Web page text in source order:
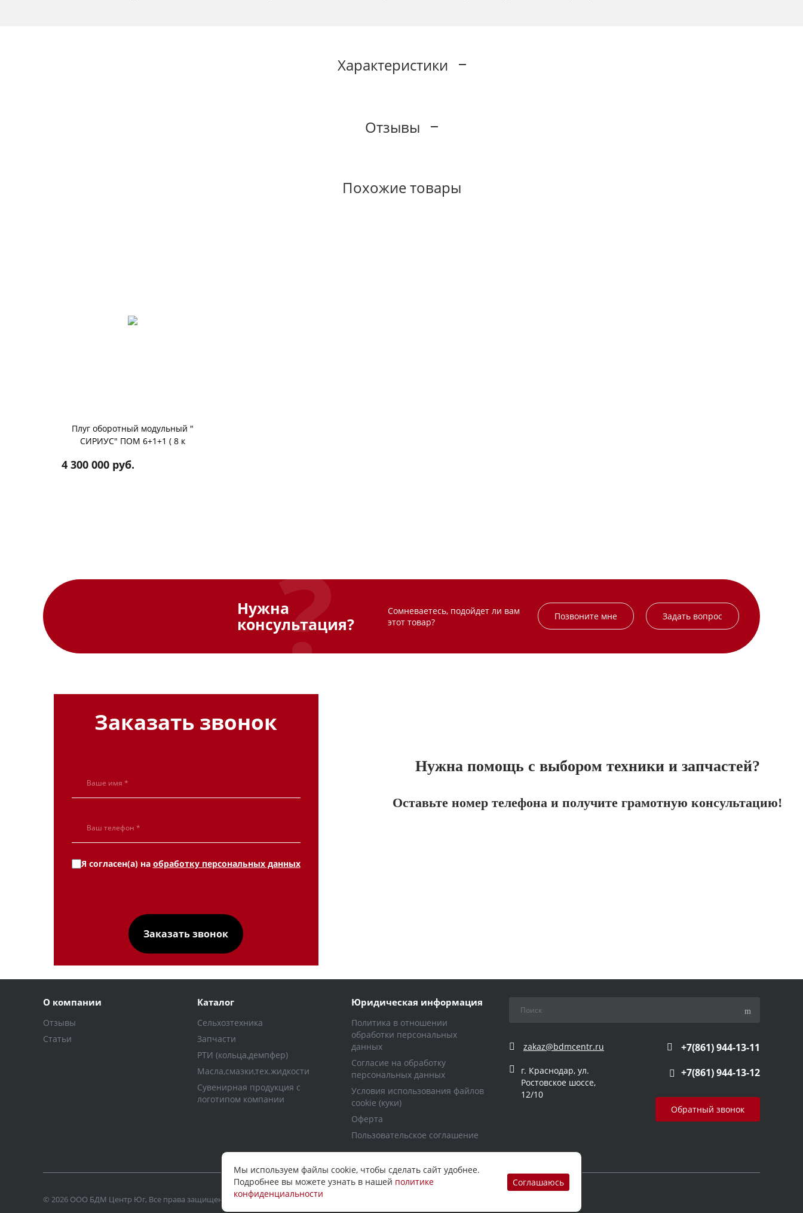
Характеристики
Отзывы
Похожие товары
Плуг оборотный модульный "
СИРИУС" ПОМ 6+1+1 ( 8 к
4 300 000 руб.
Нужна
консультация?
Сомневаетесь, подойдет ли вам
этот товар?
Позвоните мне Задать вопрос
Заказать звонок
Я согласен(а) на обработку персональных данных
Нужна помощь с выбором техники и запчастей?
Оставьте номер телефона и получите грамотную консультацию!
О компании
Отзывы
Статьи
Каталог
Сельхозтехника
Запчасти
РТИ (кольца,демпфер)
Масла,смазки,тех.жидкости
Сувенирная продукция с
логотипом компании
Юридическая информация
Политика в отношении
обработки персональных
данных
Согласие на обработку
персональных данных
Условия использования файлов
cookie (куки)
Оферта
Пользовательское соглашение
zakaz@bdmcentr.ru
г. Краснодар, ул.
Ростовское шоссе,
12/10
+7(861) 944-13-11
+7(861) 944-13-12
Обратный звонок
© 2026 ООО БДМ Центр Юг, Все права защищены
Мы используем файлы cookie, чтобы сделать сайт удобнее.
Подробнее вы можете узнать в нашей политике
конфиденциальности
Соглашаюсь